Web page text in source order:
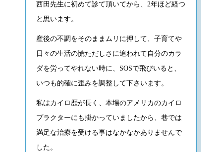
西田先生に初めて診て頂いてから、2年ほど経つ
と思います。
産後の不調をそのままムリに押して、子育てや
日々の生活の慌ただしさに追われて自分のカラ
ダを労ってやれない時に、SOSで飛びいると、
いつも的確に歪みを調整して下さいます。
私はカイロ歴が長く、本場のアメリカのカイロ
プラクターにも掛かっていましたから、巷では
満足な治療を受ける事はなかなかありませんで
した。